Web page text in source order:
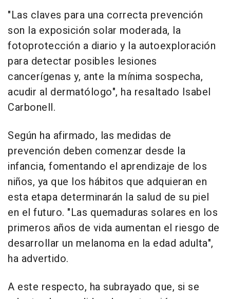
"Las claves para una correcta prevención
son la exposición solar moderada, la
fotoprotección a diario y la autoexploración
para detectar posibles lesiones
cancerígenas y, ante la mínima sospecha,
acudir al dermatólogo", ha resaltado Isabel
Carbonell.
Según ha afirmado, las medidas de
prevención deben comenzar desde la
infancia, fomentando el aprendizaje de los
niños, ya que los hábitos que adquieran en
esta etapa determinarán la salud de su piel
en el futuro. "Las quemaduras solares en los
primeros años de vida aumentan el riesgo de
desarrollar un melanoma en la edad adulta",
ha advertido.
A este respecto, ha subrayado que, si se